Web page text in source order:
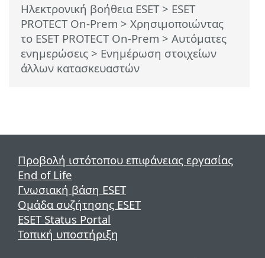
Ηλεκτρονική βοήθεια ESET> ESET
PROTECT On-Prem > Χρησιμοποιώντας
το ESET PROTECT On-Prem > Αυτόματες
ενημερώσεις > Ενημέρωση στοιχείων
άλλων κατασκευαστών
Προβολή ιστότοπου επιφάνειας εργασίας
End of Life
Γνωσιακή βάση ESET
Ομάδα συζήτησης ESET
ESET Status Portal
Τοπική υποστήριξη